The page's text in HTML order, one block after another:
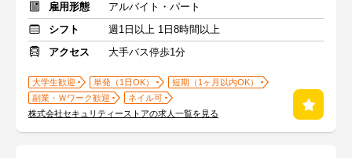
雇用形態
アルバイト・パート
シフト
週1日以上 1日8時間以上
アクセス
大手バス停歩1分
大学生歓迎 単発（1日OK）
短期（1ヶ月以内OK）
副業・Ｗワーク歓迎
ネイル可
株式会社セキュリティーストアの求人一覧を見る